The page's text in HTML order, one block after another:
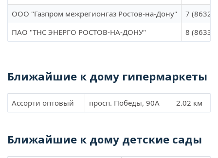
ООО "Газпром межрегионгаз Ростов-на-Дону"
7 (8632)
ПАО "ТНС ЭНЕРГО РОСТОВ-НА-ДОНУ"
8
Ближайшие к дому гипермаркеты
Ассорти оптовый просп. Победы, 90А 2.02 км
Ближайшие к дому детские сады